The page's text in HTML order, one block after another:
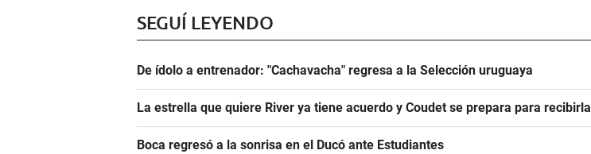
SEGUÍ LEYENDO
De ídolo a entrenador: "Cachavacha" regresa a la Selección uruguaya
La estrella que quiere River ya tiene acuerdo y Coudet se prepara para recibirla
Boca regresó a la sonrisa en el Ducó ante Estudiantes